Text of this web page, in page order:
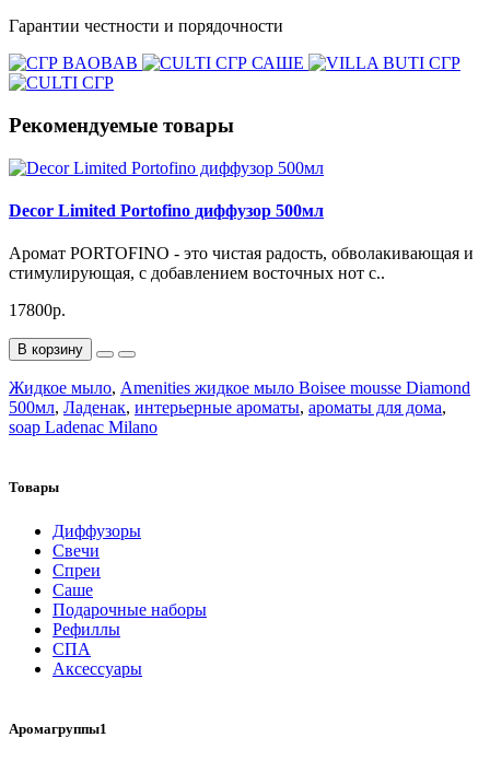
Гарантии честности и порядочности
Рекомендуемые товары
Decor Limited Portofino диффузор 500мл
Аромат PORTOFINO - это чистая радость, обволакивающая и
стимулирующая, с добавлением восточных нот с..
17800р.
В корзину
Жидкое мыло, Amenities жидкое мыло Boisee mousse Diamond
500мл, Ладенак, интерьерные ароматы, ароматы для дома,
soap Ladenac Milano
Товары
Диффузоры
Свечи
Спреи
Саше
Подарочные наборы
Рефиллы
СПА
Аксессуары
Аромагруппы1